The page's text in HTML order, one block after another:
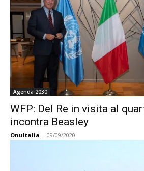
Agenda 2030
WFP: Del Re in visita al
incontra Beasley
OnuItalia - 09/09/2020